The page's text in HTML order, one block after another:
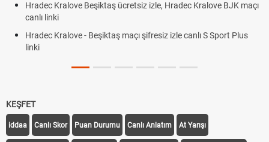
Hradec Kralove Beşiktaş ücretsiz izle, Hradec Kralove BJK maçı
canlı linki
Hradec Kralove - Beşiktaş maçı şifresiz izle canlı S Sport Plus
linki
KEŞFET
iddaa Canlı Skor Puan Durumu Canlı Anlatım At Yarışı